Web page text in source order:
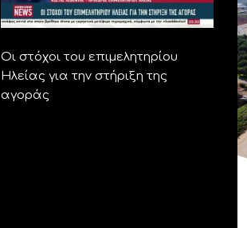
Οι στόχοι του επιμελητηρίου
Ηλείας για την στήριξη της
αγοράς